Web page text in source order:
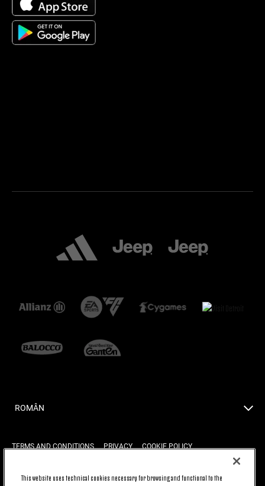
ROMÂN
TERMS AND CONDITIONS PRIVACY COOKIE POLICY
This website uses technical cookies necessary for browsing and functional to the